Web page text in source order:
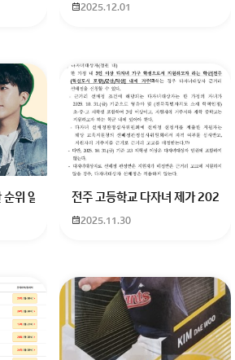
2025.12.01
위 알고싶어요 임영웅 11월 브랜드평판에서
전주 고등학교 다자녀 제가 2027
2025.11.30